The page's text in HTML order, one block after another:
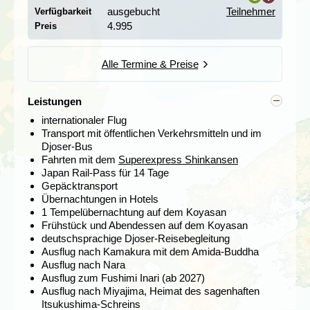
Wir machen von Tokio aus einen Tagesausflug nach
Kamakura. Kamakura war im 12. Jahrhundert der Sitz
des ersten Shogunats. Die malerische Kleintadt liegt am
azurblauen pazifischen Ozean und ist auch für die in
Tokio lebenden Japaner ein beliebtes Ausflugsziel. Hier
sollte man sich die große bronzene Buddhastatue und
das Tsurugaoka-Heiligtum aus dem 13. Jahrhundert
nicht entgehen lassen. Auch sehr sehenswert ist der
Tempelkomplex des Hase-dera, vom bronzenen Buddha
aus fußläufig erreichbar. Außer dem beeindruckenden
Buddha bietet Kamakura eine Menge großer und kleiner
Zen-Zempel, die häufig in Gartenanlagen oder
stimmungsvollen Parks mit großen Zedern gelegen sind.
Verfügbarkeit ausgebucht Teilnehmer
Preis 4.995
Alle Termine & Preise
Leistungen
internationaler Flug
Transport mit öffentlichen Verkehrsmitteln und im
Djoser-Bus
Fahrten mit dem Superexpress Shinkansen
Japan Rail-Pass für 14 Tage
Gepäcktransport
Übernachtungen in Hotels
1 Tempelübernachtung auf dem Koyasan
Frühstück und Abendessen auf dem Koyasan
deutschsprachige Djoser-Reisebegleitung
Ausflug nach Kamakura mit dem Amida-Buddha
Ausflug nach Nara
Ausflug zum Fushimi Inari (ab 2027)
Ausflug nach Miyajima, Heimat des sagenhaften
Itsukushima-Schreins